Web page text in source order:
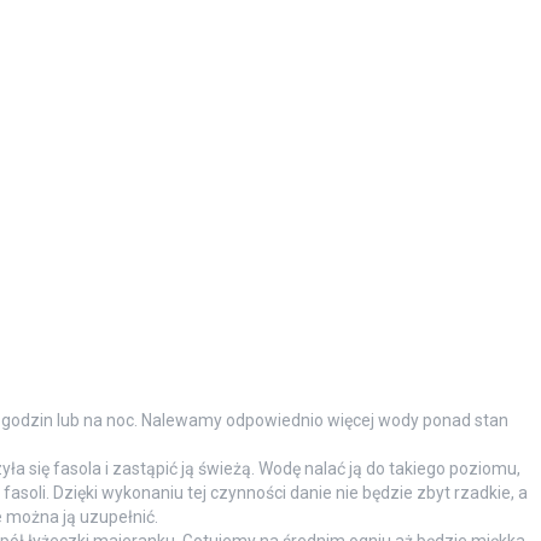
lub na noc. Nalewamy odpowiednio więcej wody ponad stan
się fasola i zastąpić ją świeżą. Wodę nalać ją do takiego poziomu,
Dzięki wykonaniu tej czynności danie nie będzie zbyt rzadkie, a
ją uzupełnić.